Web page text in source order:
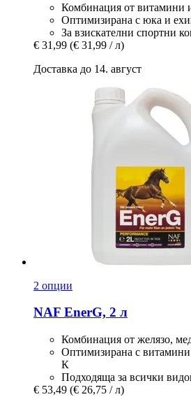
Комбинация от витамини
Оптимизирана с юка и
За взискателни спортни
€ 31,99 (€ 31,99 / л)
Доставка до 14. август
2 опции
NAF EnerG, 2 л
Комбинация от желязо,
Оптимизирана с
К
Подходяща за всички
€ 53,49 (€ 26,75 / л)